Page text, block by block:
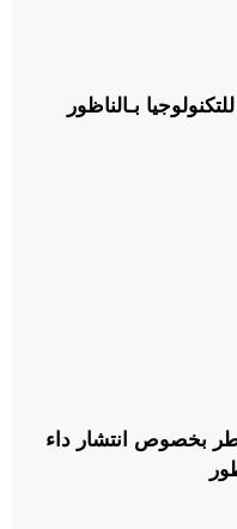
بـالناظور
بخصوص انتشار داء